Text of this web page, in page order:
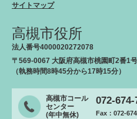
サイトマップ
高槻市役所
法人番号4000020272078
〒569-0067 大阪府高槻市桃園町2番1号
（執務時間8時45分から17時15分）
高槻市コール
センター
(年中無休)
072-674-
Fax：072-